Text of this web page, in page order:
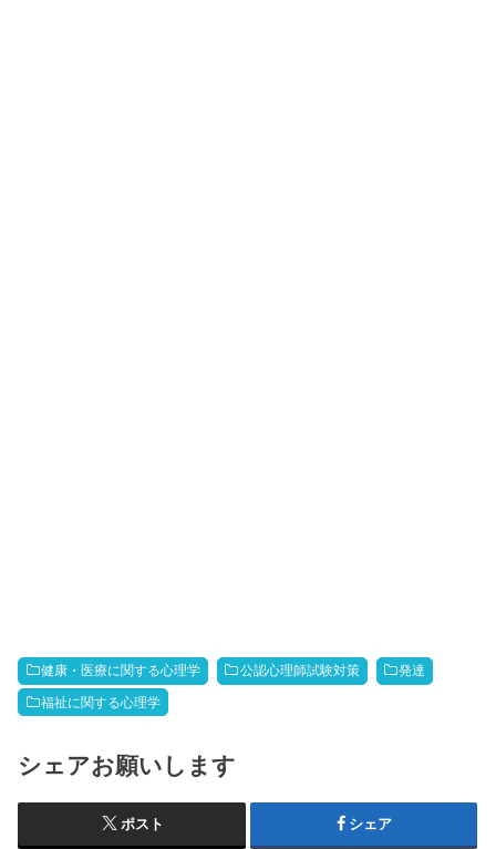
健康・医療に関する心理学 公認心理師試験対策 発達
福祉に関する心理学
シェアお願いします
ポスト シェア